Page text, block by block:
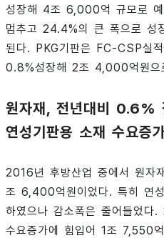
성장해 4조 6,000억 규모로 예
멈추고 24.4%의 큰 폭으로 성
된다. PKG기판은 FC-CSP실
0.8%성장해 2조 4,000억원으
원자재, 전년대비 0.6%
연성기판용 소재 수요증
2016년 후방산업 중에서 원자
조 6,400억원이었다. 특히 연
하였으나 감소폭은 줄어들었다
수요증가에 힘입어 1조 7,550